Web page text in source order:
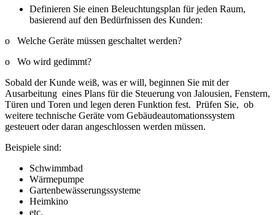
Definieren Sie einen Beleuchtungsplan für jeden Raum,
basierend auf den Bedürfnissen des Kunden:
o Welche Geräte müssen geschaltet werden?
o Wo wird gedimmt?
Sobald der Kunde weiß, was er will, beginnen Sie mit der
Ausarbeitung eines Plans für die Steuerung von Jalousien, Fenstern,
Türen und Toren und legen deren Funktion fest. Prüfen Sie, ob
weitere technische Geräte vom Gebäudeautomationssystem
gesteuert oder daran angeschlossen werden müssen.
Beispiele sind:
Schwimmbad
Wärmepumpe
Gartenbewässerungssysteme
Heimkino
etc.